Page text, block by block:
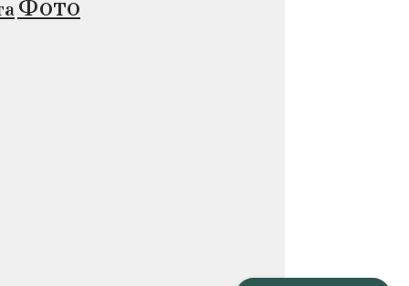
Фото